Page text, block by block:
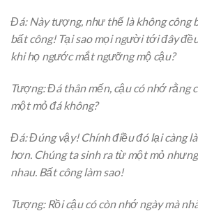
Đá: Này tượng, như thế là không công
bất công! Tại sao mọi người tới đây
khi họ ngước mắt ngưỡng mộ cậu?
Tượng: Đá thân mến, cậu có nhớ rằng
một mỏ đá không?
Đá: Đúng vậy! Chính điều đó lại càng
hơn. Chúng ta sinh ra từ một mỏ
nhau. Bất công làm sao!
Tượng: Rồi cậu có còn nhớ ngày mà